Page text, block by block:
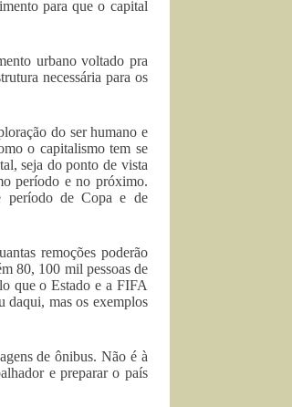
para que o capital
urbano voltado pra
necessária para os
do ser humano e
o capitalismo tem se
seja do ponto de vista
período e no próximo.
período de Copa e de
remoções poderão
80, 100 mil pessoas de
que o Estado e a FIFA
daqui, mas os exemplos
de ônibus. Não é à
e preparar o país